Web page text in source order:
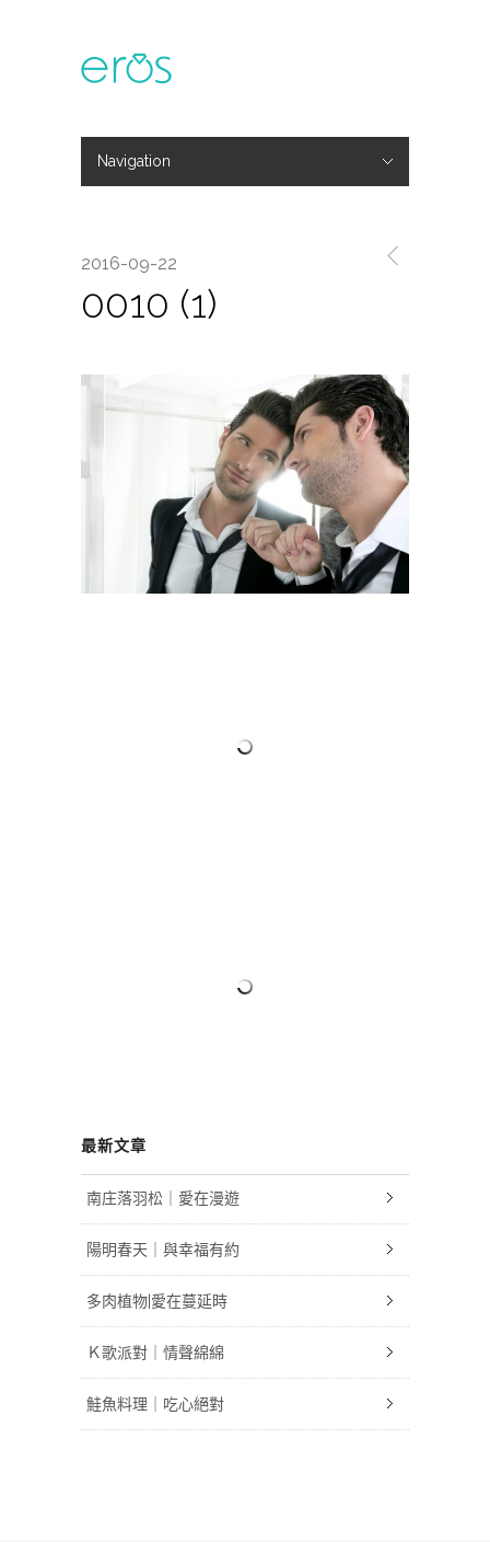
Navigation
2016-09-22
0010 (1)
最新文章
南庄落羽松｜愛在漫遊
陽明春天｜與幸福有約
多肉植物|愛在蔓延時
Ｋ歌派對｜情聲綿綿
鮭魚料理｜吃心絕對